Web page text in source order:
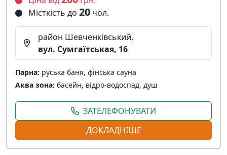
Місткість до 20 чол.
район Шевченківський,
вул. Сумгаїтськая, 16
Парна: руська баня, фінська сауна
Аква зона: басейн, відро-водоспад, душ
ЗАТЕЛЕФОНУВАТИ
ДОКЛАДНІШЕ